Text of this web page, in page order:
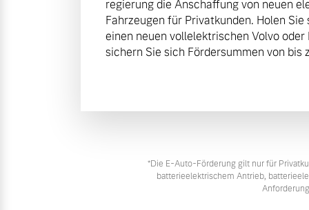
regierung die Anschaffung von neuen
Fahrzeugen für Privatkunden. Holen
einen neuen vollelektrischen Volvo
sichern Sie sich Fördersummen von bis
*Die E‑Auto-Förderung gilt nur für
batterieelektrischem Antrieb,